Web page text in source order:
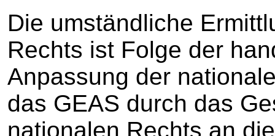
Die umständliche
Rechts ist Folge der
Anpassung der
das GEAS durch das
nationalen Rechts an